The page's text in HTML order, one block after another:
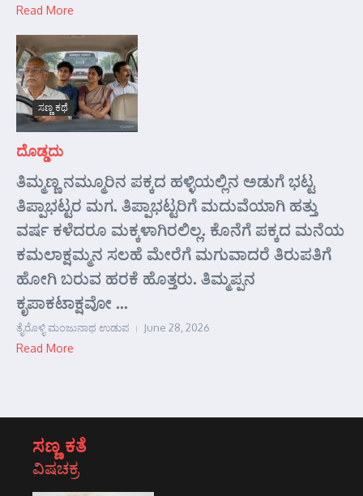
Read More
ಸಣ್ಣ ಕಥೆ
ದೊಡ್ಡದು
ತಿಮ್ಮಣ್ಣ ನಮ್ಮೂರಿನ ಪಕ್ಕದ ಹಳ್ಳಿಯಲ್ಲಿನ ಅಡುಗೆ ಭಟ್ಟ
ತಿಪ್ಪಾಭಟ್ಟರ ಮಗ. ತಿಪ್ಪಾಭಟ್ಟರಿಗೆ ಮದುವೆಯಾಗಿ ಹತ್ತು
ವರ್ಷ ಕಳೆದರೂ ಮಕ್ಕಳಾಗಿರಲಿಲ್ಲ. ಕೊನೆಗೆ ಪಕ್ಕದ ಮನೆಯ
ಕಮಲಾಕ್ಷಮ್ಮನ ಸಲಹೆ ಮೇರೆಗೆ ಮಗುವಾದರೆ ತಿರುಪತಿಗೆ
ಹೋಗಿ ಬರುವ ಹರಕೆ ಹೊತ್ತರು. ತಿಮ್ಮಪ್ಪನ
ಕೃಪಾಕಟಾಕ್ಷವೋ ...
ತೈರೊಳ್ಳಿ ಮಂಜುನಾಥ ಉಡುಪ June 28, 2026
Read More
ಸಣ್ಣ ಕತೆ
ವಿಷಚಕ್ರ